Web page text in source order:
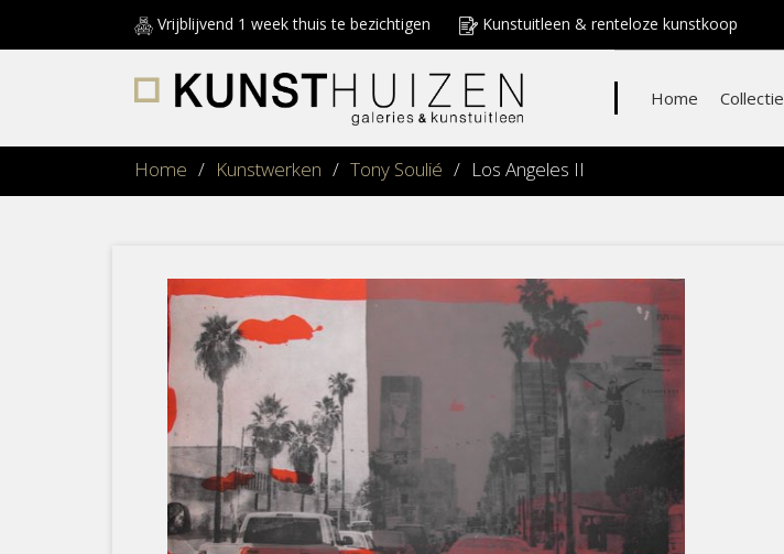
Vrijblijvend 1 week thuis te bezichtigen Kunstuitleen & renteloze kunstkoop
Home Collectie
Home / Kunstwerken / Tony Soulié / Los Angeles II